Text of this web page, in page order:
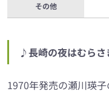
その他
♪長崎の夜はむらさ
1970年発売の瀬川瑛